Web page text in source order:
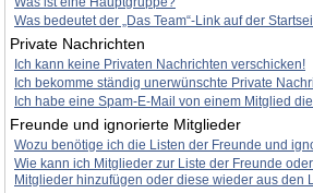
Was bedeutet der „Das Team“-Link auf der
Private Nachrichten
Ich kann keine Privaten Nachrichten verschicken!
Ich bekomme ständig unerwünschte Private
Ich habe eine Spam-E-Mail von einem Mitglied
Freunde und ignorierte Mitglieder
Wozu benötige ich die Listen der Freunde und
Wie kann ich Mitglieder zur Liste der Freunde
Mitglieder hinzufügen oder diese wieder aus den